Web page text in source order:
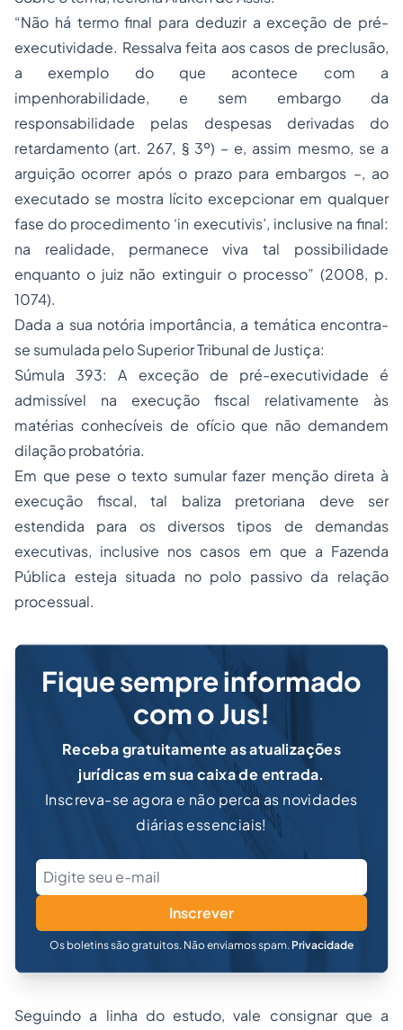
“Não há termo final para deduzir a exceção de pré-
executividade. Ressalva feita aos casos de preclusão,
a exemplo do que acontece com a
impenhorabilidade, e sem embargo da
responsabilidade pelas despesas derivadas do
retardamento (art. 267, § 3º) – e, assim mesmo, se a
arguição ocorrer após o prazo para embargos –, ao
executado se mostra lícito excepcionar em qualquer
fase do procedimento ‘in executivis’, inclusive na final:
na realidade, permanece viva tal possibilidade
enquanto o juiz não extinguir o processo” (2008, p.
1074).
Dada a sua notória importância, a temática encontra-
se sumulada pelo Superior Tribunal de Justiça:
Súmula 393: A exceção de pré-executividade é
admissível na execução fiscal relativamente às
matérias conhecíveis de ofício que não demandem
dilação probatória.
Em que pese o texto sumular fazer menção direta à
execução fiscal, tal baliza pretoriana deve ser
estendida para os diversos tipos de demandas
executivas, inclusive nos casos em que a Fazenda
Pública esteja situada no polo passivo da relação
processual.
Fique sempre informado
com o Jus!
Receba gratuitamente as atualizações
jurídicas em sua caixa de entrada.
Inscreva-se agora e não perca as novidades
diárias essenciais!
Inscrever
Os boletins são gratuitos. Não enviamos spam. Privacidade
Seguindo a linha do estudo, vale consignar que a